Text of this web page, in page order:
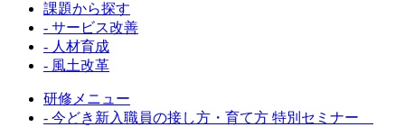
課題から探す
- サービス改善
- 人材育成
- 風土改革
研修メニュー
- 今どき新入職員の接し方・育て方 特別セミナー